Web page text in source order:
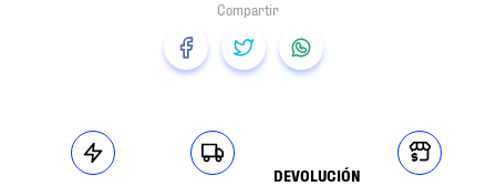
DEVOLUCIÓN